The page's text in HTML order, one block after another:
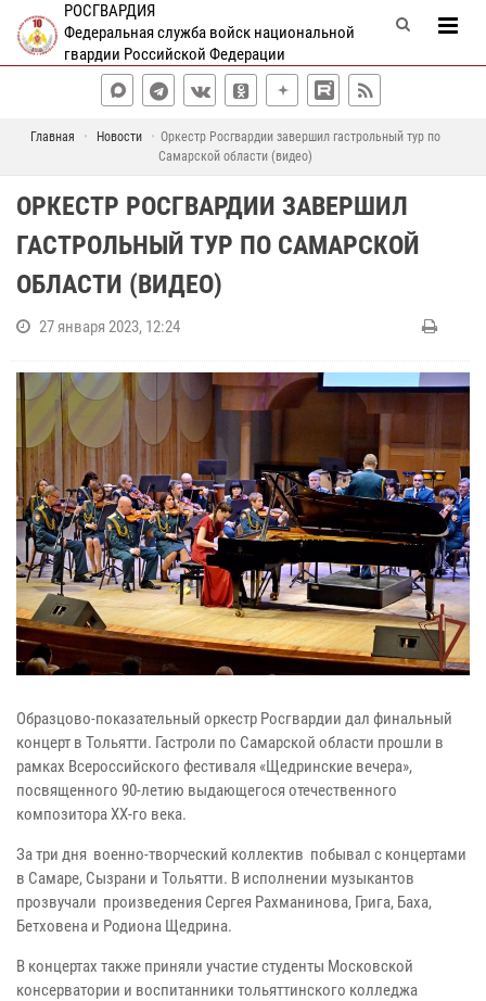
РОСГВАРДИЯ
Федеральная служба войск национальной
гвардии Российской Федерации
Главная Новости
Оркестр Росгвардии завершил гастрольный тур по
Самарской области (видео)
ОРКЕСТР РОСГВАРДИИ ЗАВЕРШИЛ
ГАСТРОЛЬНЫЙ ТУР ПО САМАРСКОЙ
ОБЛАСТИ (ВИДЕО)
27 января 2023, 12:24
Образцово-показательный оркестр Росгвардии дал финальный
концерт в Тольятти. Гастроли по Самарской области прошли в
рамках Всероссийского фестиваля «Щедринские вечера»,
посвященного 90-летию выдающегося отечественного
композитора XX-го века.
За три дня военно-творческий коллектив побывал с концертами
в Самаре, Сызрани и Тольятти. В исполнении музыкантов
прозвучали произведения Сергея Рахманинова, Грига, Баха,
Бетховена и Родиона Щедрина.
В концертах также приняли участие студенты Московской
консерватории и воспитанники тольяттинского колледжа